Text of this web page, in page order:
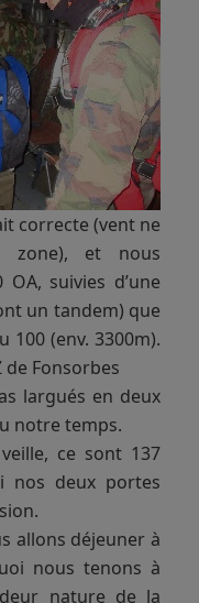
correcte (vent ne
zone), et nous
suivies d’une
un tandem) que
100 (env. 3300m).
de Fonsorbes
largués en deux
notre temps.
ce sont 137
nos deux portes
allons déjeuner à
nous tenons à
nature de la